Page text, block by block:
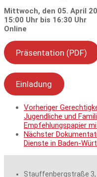
Mittwoch, den 05. April
15:00 Uhr bis 16:30 Uhr
Online
Präsentation (PDF)
Einladung
Vorheriger
Jugendliche und
Empfehlungspapier
Nächster
Dienste in Baden-
Stauffenbergstraße